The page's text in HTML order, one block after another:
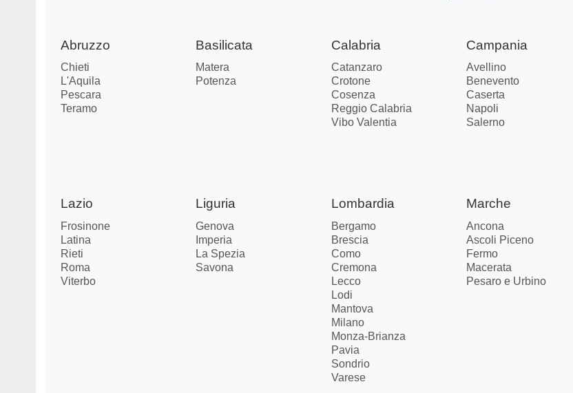
Abruzzo
Chieti
L'Aquila
Pescara
Teramo
Basilicata
Matera
Potenza
Calabria
Catanzaro
Crotone
Cosenza
Reggio Calabria
Vibo Valentia
Campania
Avellino
Benevento
Caserta
Napoli
Salerno
Lazio
Frosinone
Latina
Rieti
Roma
Viterbo
Liguria
Genova
Imperia
La Spezia
Savona
Lombardia
Bergamo
Brescia
Como
Cremona
Lecco
Lodi
Mantova
Milano
Monza-Brianza
Pavia
Sondrio
Varese
Marche
Ancona
Ascoli Piceno
Fermo
Macerata
Pesaro e Urbino